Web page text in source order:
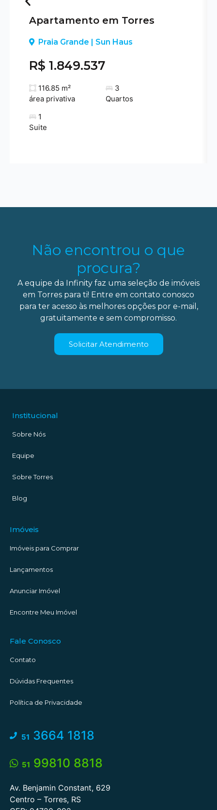
Previous
Apartamento em Torres
Praia Grande | Sun Haus
R$ 1.849.537
116.85 m²
área privativa
3
Quartos
1
Suite
Não encontrou o que
procura?
A equipe da Infinity faz uma seleção de imóveis
em Torres para ti! Entre em contato conosco
para ter acesso às melhores opções por e-mail,
gratuitamente e sem compromisso.
Solicitar Atendimento
Institucional
Sobre Nós
Equipe
Sobre Torres
Blog
Imóveis
Imóveis para Comprar
Lançamentos
Anunciar Imóvel
Encontre Meu Imóvel
Fale Conosco
Contato
Dúvidas Frequentes
Política de Privacidade
51 3664 1818
51 99810 8818
Av. Benjamin Constant, 629
Centro – Torres, RS